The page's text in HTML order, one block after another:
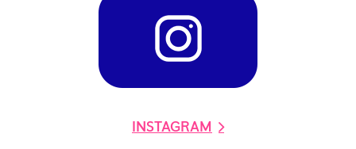
INSTAGRAM